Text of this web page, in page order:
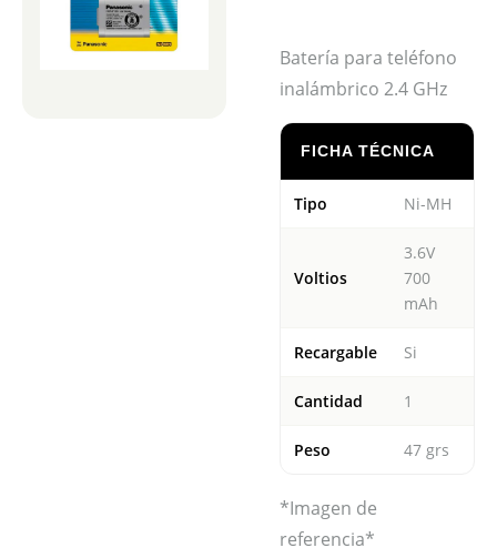
Batería para teléfono
inalámbrico 2.4 GHz
FICHA TÉCNICA
Tipo Ni-MH
Voltios
3.6V
700
mAh
Recargable Si
Cantidad 1
Peso 47 grs
*Imagen de
referencia*